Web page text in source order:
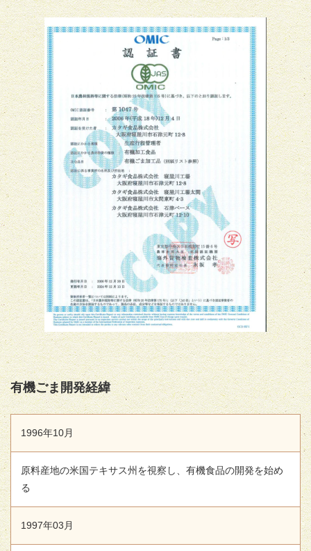
有機ごま開発経緯
1996年10月
原料産地の米国テキサス州を視察し、有機食品の開発を始め
る
1997年03月